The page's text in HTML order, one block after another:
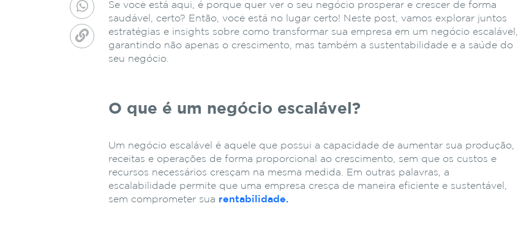
Se você está aqui, é porque quer ver o seu negócio prosperar e crescer de forma
saudável, certo? Então, você está no lugar certo! Neste post, vamos explorar juntos
estratégias e insights sobre como transformar sua empresa em um negócio escalável,
garantindo não apenas o crescimento, mas também a sustentabilidade e a saúde do
seu negócio.
O que é um negócio escalável?
Um negócio escalável é aquele que possui a capacidade de aumentar sua produção,
receitas e operações de forma proporcional ao crescimento, sem que os custos e
recursos necessários cresçam na mesma medida. Em outras palavras, a
escalabilidade permite que uma empresa cresça de maneira eficiente e sustentável,
sem comprometer sua rentabilidade.